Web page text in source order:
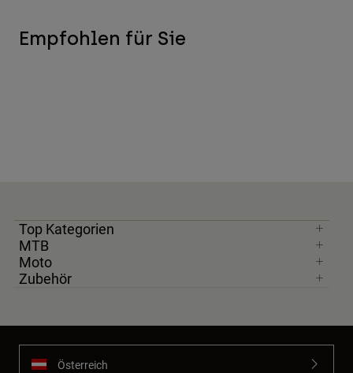
Empfohlen für Sie
Top Kategorien
MTB
Moto
Zubehör
Österreich